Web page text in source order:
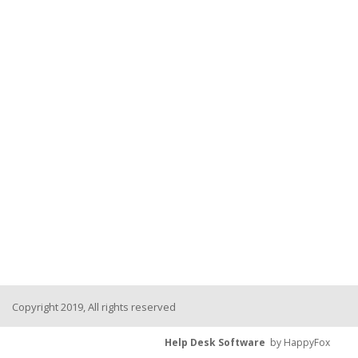
Copyright 2019, All rights reserved
Help Desk Software by HappyFox